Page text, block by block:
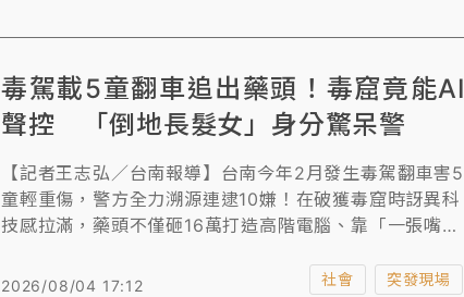
毒駕載5童翻車追出藥頭！毒窟竟能AI
聲控 「倒地長髮女」身分驚呆警
【記者王志弘／台南報導】台南今年2月發生毒駕翻車害5
童輕重傷，警方全力溯源連逮10嫌！在破獲毒窟時訝異科
技感拉滿，藥頭不僅砸16萬打造高階電腦、靠「一張嘴聲
攻堅時更赫見長髮女子倒地，結果竟是藥頭DIY的情趣娃
2026/08/04 17:12 社會 突發現場